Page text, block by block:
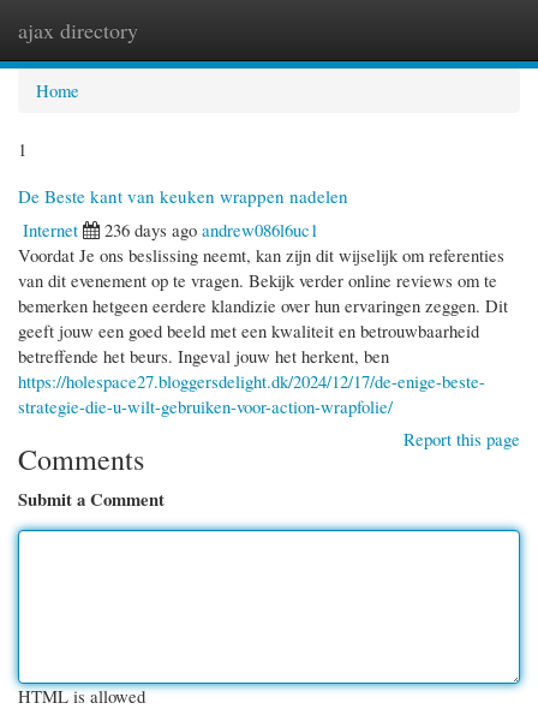
ajax directory
Home
1
De Beste kant van keuken wrappen nadelen
Internet
236 days ago andrew086l6uc1
Voordat Je ons beslissing neemt, kan zijn dit wijselijk om referenties
van dit evenement op te vragen. Bekijk verder online reviews om te
bemerken hetgeen eerdere klandizie over hun ervaringen zeggen. Dit
geeft jouw een goed beeld met een kwaliteit en betrouwbaarheid
betreffende het beurs. Ingeval jouw het herkent, ben
https://holespace27.bloggersdelight.dk/2024/12/17/de-enige-beste-
strategie-die-u-wilt-gebruiken-voor-action-wrapfolie/
Report this page
Comments
Submit a Comment
HTML is allowed